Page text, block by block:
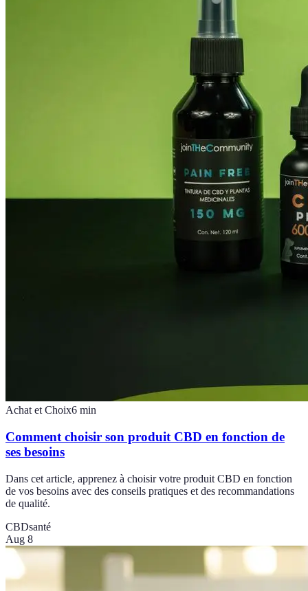
Achat et Choix6 min
Comment choisir son produit CBD en fonction de
ses besoins
Dans cet article, apprenez à choisir votre produit CBD en fonction
de vos besoins avec des conseils pratiques et des recommandations
de qualité.
CBDsanté
Aug 8